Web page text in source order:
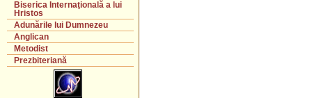
Biserica Internaţională a lui
Hristos
Adunările lui Dumnezeu
Anglican
Metodist
Prezbiteriană